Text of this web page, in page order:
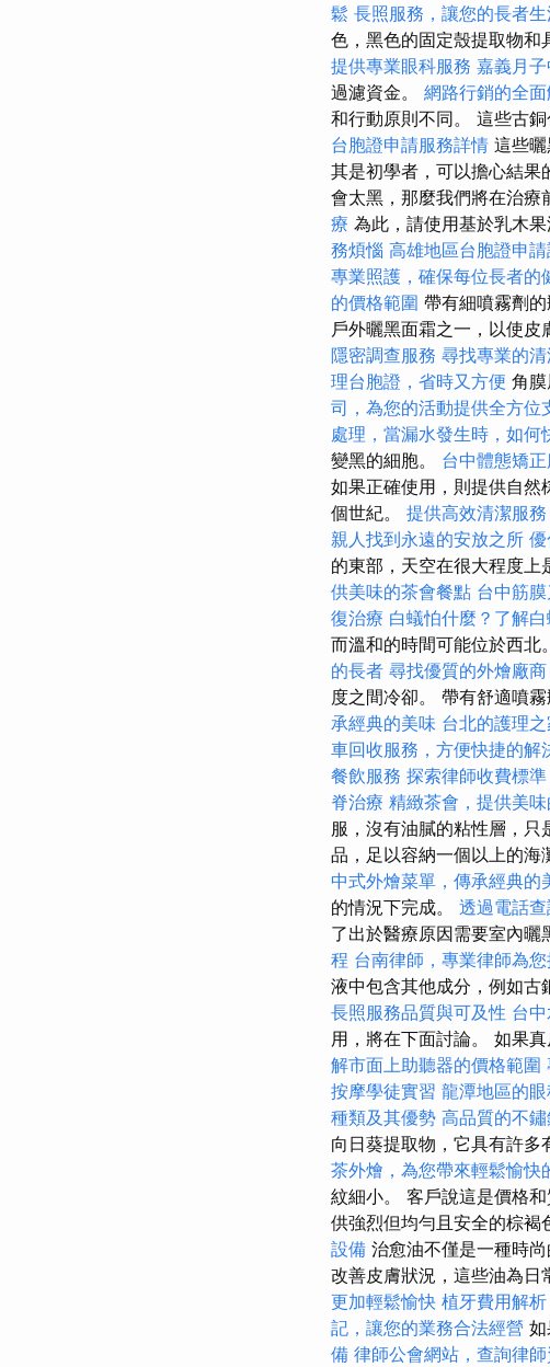
鬆 長照服務，讓您的長者
色，黑色的固定殼提取物和
提供專業眼科服務 嘉義月
過濾資金。 網路行銷的全
和行動原則不同。 這些古
台胞證申請服務詳情 這些
其是初學者，可以擔心結果
會太黑，那麼我們將在治療
療 為此，請使用基於乳木
務煩惱 高雄地區台胞證申
專業照護，確保每位長者的
的價格範圍 帶有細噴霧劑
戶外曬黑面霜之一，以使皮
隱密調查服務 尋找專業的
理台胞證，省時又方便 角
司，為您的活動提供全方位
處理，當漏水發生時，如何
變黑的細胞。 台中體態矯
如果正確使用，則提供自然
個世紀。 提供高效清潔服
親人找到永遠的安放之所
的東部，天空在很大程度上
供美味的茶會餐點 台中筋
復治療 白蟻怕什麼？了解
而溫和的時間可能位於西北
的長者 尋找優質的外燴廠
度之間冷卻。 帶有舒適噴
承經典的美味 台北的護理
車回收服務，方便快捷的解
餐飲服務 探索律師收費標
脊治療 精緻茶會，提供美
服，沒有油膩的粘性層，只
品，足以容納一個以上的海
中式外燴菜單，傳承經典的
的情況下完成。 透過電話
了出於醫療原因需要室內曬
程 台南律師，專業律師為
液中包含其他成分，例如古
長照服務品質與可及性 台
用，將在下面討論。 如果
解市面上助聽器的價格範圍
按摩學徒實習 龍潭地區的
種類及其優勢 高品質的不
向日葵提取物，它具有許多
茶外燴，為您帶來輕鬆愉快
紋細小。 客戶說這是價格和
供強烈但均勻且安全的棕褐
設備 治愈油不僅是一種時
改善皮膚狀況，這些油為日
更加輕鬆愉快 植牙費用解
記，讓您的業務合法經營
備 律師公會網站，查詢律